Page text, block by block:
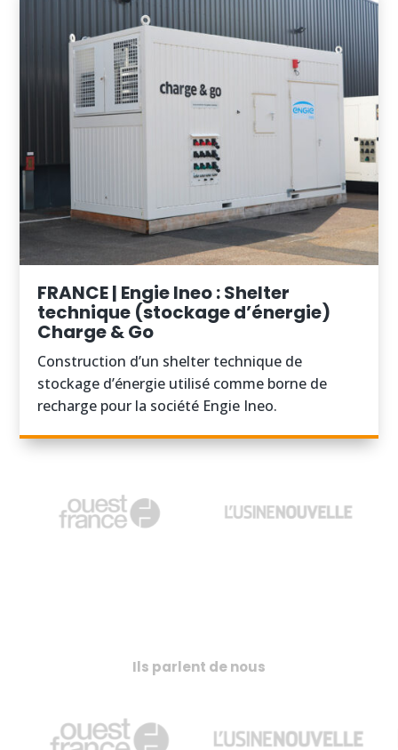
FRANCE | Engie Ineo : Shelter
technique (stockage d’énergie)
Charge & Go
Construction d’un shelter technique de
stockage d’énergie utilisé comme borne de
recharge pour la société Engie Ineo.
Ils parlent de nous